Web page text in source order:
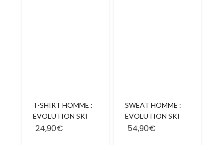
T-SHIRT HOMME :
EVOLUTION SKI
24,90€
SWEAT HOMME :
EVOLUTION SKI
54,90€